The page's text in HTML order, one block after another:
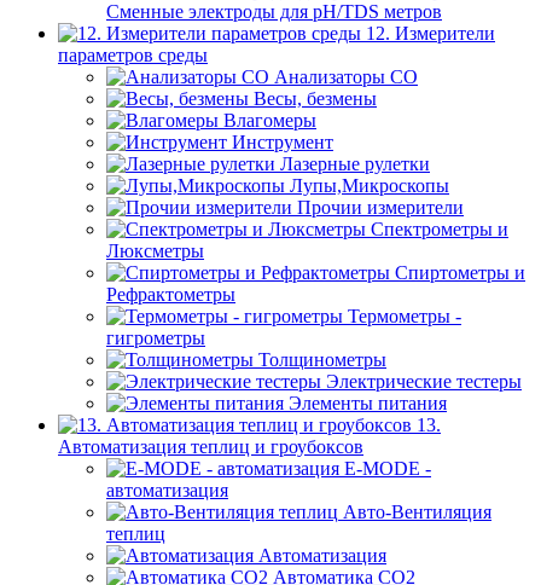
Сменные электроды для pH/TDS метров
12. Измерители
параметров среды
Анализаторы CO
Весы, безмены
Влагомеры
Инструмент
Лазерные рулетки
Лупы,Микроскопы
Прочии измерители
Спектрометры и
Люксметры
Спиртометры и
Рефрактометры
Термометры -
гигрометры
Толщинометры
Электрические тестеры
Элементы питания
13.
Автоматизация теплиц и гроубоксов
E-MODE -
автоматизация
Авто-Вентиляция
теплиц
Автоматизация
Автоматика СО2